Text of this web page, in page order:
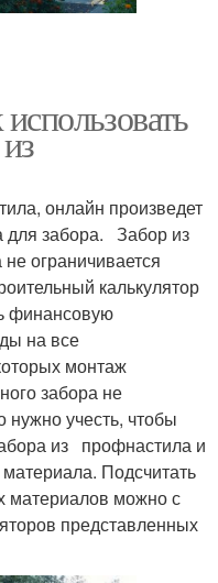
онлайн произведет
для забора. Забор из
ограничивается
калькулятор
финансовую
на все
монтаж
забора не
учесть, чтобы
из профнастила и
Подсчитать
материалов можно с
представленных